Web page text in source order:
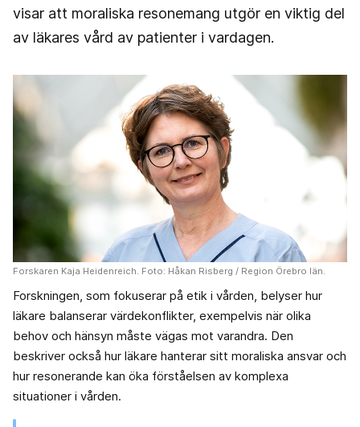
visar att moraliska resonemang utgör en viktig del
av läkares vård av patienter i vardagen.
Forskaren Kaja Heidenreich. Foto: Håkan Risberg / Region Örebro län.
Forskningen, som fokuserar på etik i vården, belyser hur
läkare balanserar värdekonflikter, exempelvis när olika
behov och hänsyn måste vägas mot varandra. Den
beskriver också hur läkare hanterar sitt moraliska ansvar och
hur resonerande kan öka förståelsen av komplexa
situationer i vården.